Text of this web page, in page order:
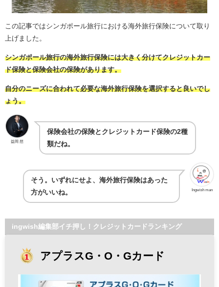
この記事ではシンガポール旅行における海外旅行保険について取り
上げました。
シンガポール旅行の海外旅行保険には大きく分けてクレジットカー
ド保険と保険会社の保険があります。
自分のニーズに合われて必要な海外旅行保険を選択すると良いでし
ょう。
益岡 想
保険会社の保険とクレジットカード保険の2種
類だね。
Ingwish man
そう。いずれにせよ、海外旅行保険はあった
方がいいね。
ingwish編集部イチ押し！クレジットカードランキング
アプラスG・O・Gカード